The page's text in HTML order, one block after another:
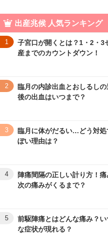
出産兆候 人気ランキング
1
子宮口が開くとは？1・2・3
産までのカウントダウン！
2
臨月の内診出血とおしるし
後の出血はいつまで？
3
臨月に体がだるい…どう対処
ぽい理由は？
4
陣痛間隔の正しい計り方！
次の痛みがくるまで？
5
前駆陣痛とはどんな痛み？
な症状が現れる？